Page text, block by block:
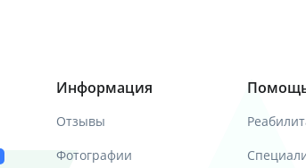
Информация
Отзывы
Фотографии